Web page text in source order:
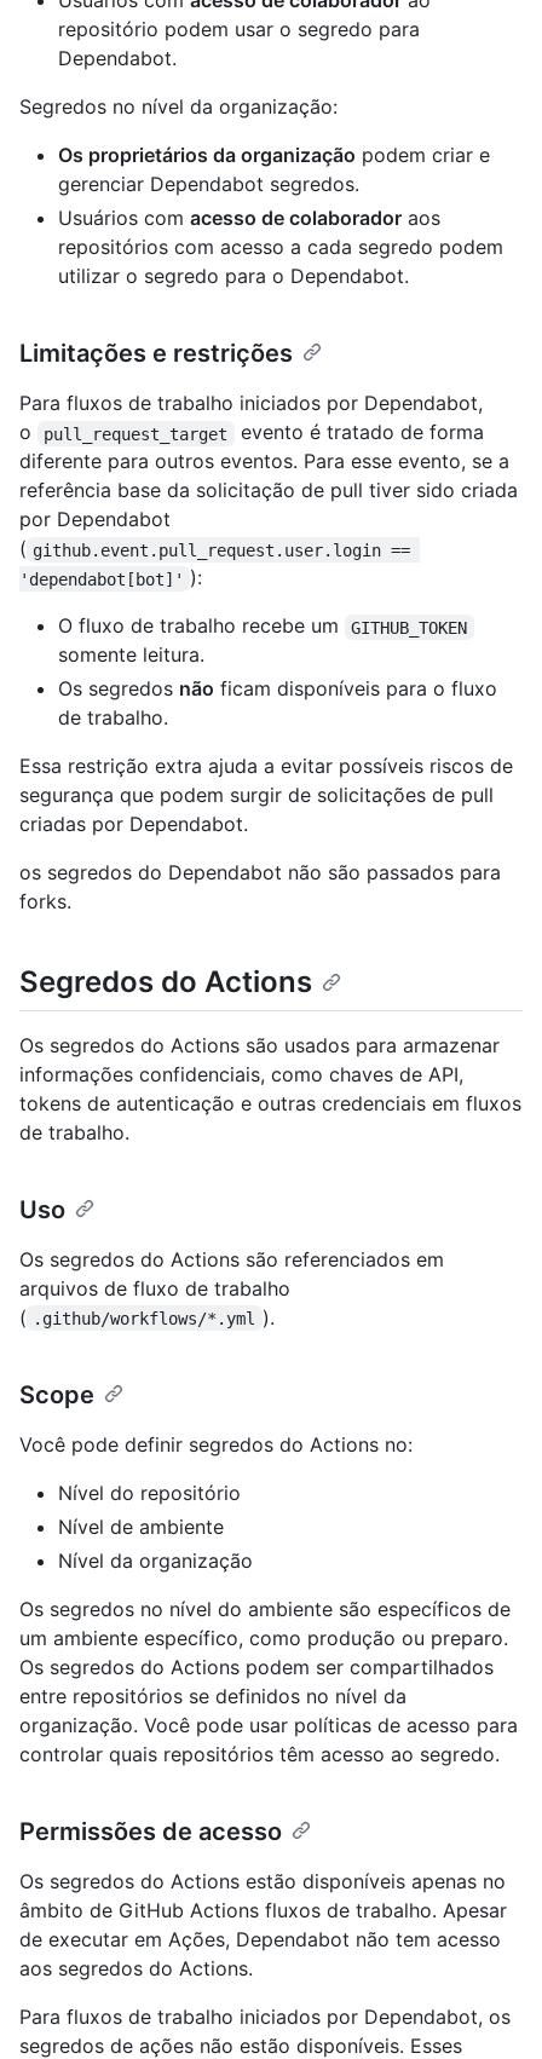
repositório podem usar o segredo para
Dependabot.
Segredos no nível da organização:
Os proprietários da organização podem criar e
gerenciar Dependabot segredos.
Usuários com acesso de colaborador aos
repositórios com acesso a cada segredo podem
utilizar o segredo para o Dependabot.
Limitações e restrições
Para fluxos de trabalho iniciados por Dependabot,
o
pull_request_target
evento é tratado de forma
diferente para outros eventos. Para esse evento, se a
referência base da solicitação de pull tiver sido criada
por Dependabot
( github.event.pull_request.user.login ==
'dependabot[bot]' ):
O fluxo de trabalho recebe um
GITHUB_TOKEN
somente leitura.
Os segredos não ficam disponíveis para o fluxo
de trabalho.
Essa restrição extra ajuda a evitar possíveis riscos de
segurança que podem surgir de solicitações de pull
criadas por Dependabot.
os segredos do Dependabot não são passados para
forks.
Segredos do Actions
Os segredos do Actions são usados para armazenar
informações confidenciais, como chaves de API,
tokens de autenticação e outras credenciais em fluxos
de trabalho.
Uso
Os segredos do Actions são referenciados em
arquivos de fluxo de trabalho
( .github/workflows/*.yml ).
Scope
Você pode definir segredos do Actions no:
Nível do repositório
Nível de ambiente
Nível da organização
Os segredos no nível do ambiente são específicos de
um ambiente específico, como produção ou preparo.
Os segredos do Actions podem ser compartilhados
entre repositórios se definidos no nível da
organização. Você pode usar políticas de acesso para
controlar quais repositórios têm acesso ao segredo.
Permissões de acesso
Os segredos do Actions estão disponíveis apenas no
âmbito de GitHub Actions fluxos de trabalho. Apesar
de executar em Ações, Dependabot não tem acesso
aos segredos do Actions.
Para fluxos de trabalho iniciados por Dependabot, os
segredos de ações não estão disponíveis. Esses